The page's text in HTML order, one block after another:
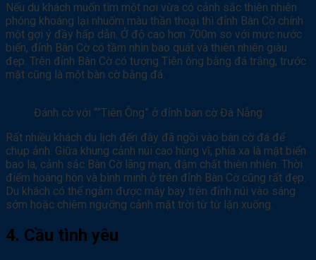
Nếu du khách muốn tìm một nơi vừa có cảnh sắc thiên nhiên
phóng khoáng lại nhuốm màu thần thoại thì đỉnh Bàn Cờ chính
một gợi ý đầy hấp dẫn. Ở độ cao hơn 700m so với mực nước
biển, đỉnh Bàn Cờ có tầm nhìn bao quát và thiên nhiên giàu
đẹp. Trên đỉnh Bàn Cờ có tượng Tiên ông bằng đá trắng, trước
mặt cũng là một bàn cờ bằng đá.
Đánh cờ với “”Tiên Ông” ở đỉnh bàn cờ Đà Nẵng
Rất nhiều khách du lịch đến đây đã ngồi vào bàn cờ đá để
chụp ảnh. Giữa khung cảnh núi cao hùng vĩ, phía xa là mặt biển
bao la, cảnh sắc Bàn Cờ lãng mạn, đậm chất thiên nhiên. Thời
điểm hoàng hôn và bình minh ở trên đỉnh Bàn Cờ cũng rất đẹp.
Du khách có thể ngắm được mây bay trên đỉnh núi vào sáng
sớm hoặc chiêm ngưỡng cảnh mặt trời từ từ lặn xuống.
4. Cầu tình yêu